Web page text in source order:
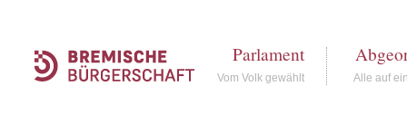
Parlament
Vom Volk gewählt Alle auf